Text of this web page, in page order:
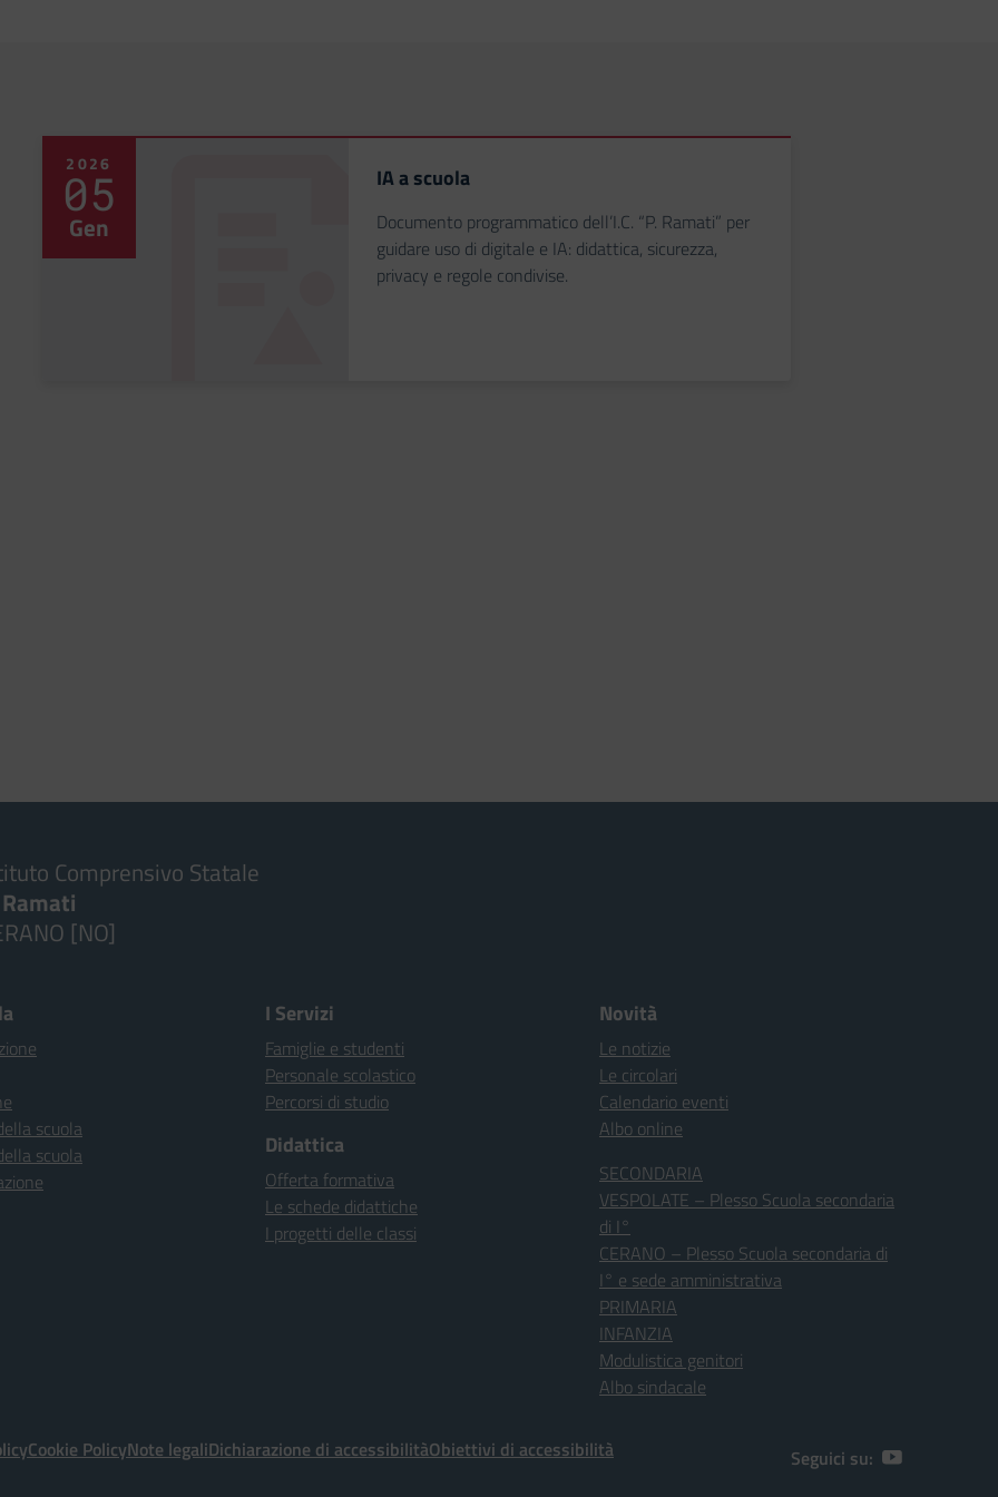
2026
05
Gen
IA a scuola
Documento programmatico dell’I.C. “P. Ramati” per
guidare uso di digitale e IA: didattica, sicurezza,
privacy e regole condivise.
Comprensivo Statale
[NO]
scuola
scuola
I Servizi
Famiglie e studenti
Personale scolastico
Percorsi di studio
Didattica
Offerta formativa
Le schede didattiche
I progetti delle classi
Novità
Le notizie
Le circolari
Calendario eventi
Albo online
SECONDARIA
VESPOLATE – Plesso Scuola secondaria
di I°
CERANO – Plesso Scuola secondaria di
I° e sede amministrativa
PRIMARIA
INFANZIA
Modulistica genitori
Albo sindacale
Cookie PolicyNote legaliDichiarazione di accessibilitàObiettivi di accessibilità Seguici su: